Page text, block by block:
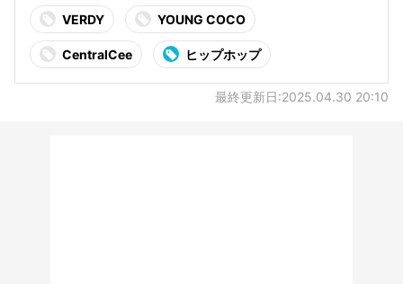
VERDY YOUNG COCO
CentralCee ヒップホップ
最終更新日:2025.04.30 20:10